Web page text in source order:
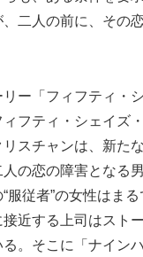
二人の前に、その
ー「フィフティ・
フティ・シェイズ
スチャンは、新た
の恋の障害となる
服従者”の女性はま
接近する上司はスト
る。そこに「ナイン